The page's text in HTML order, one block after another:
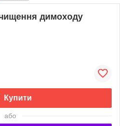
димоходу
Купити
або